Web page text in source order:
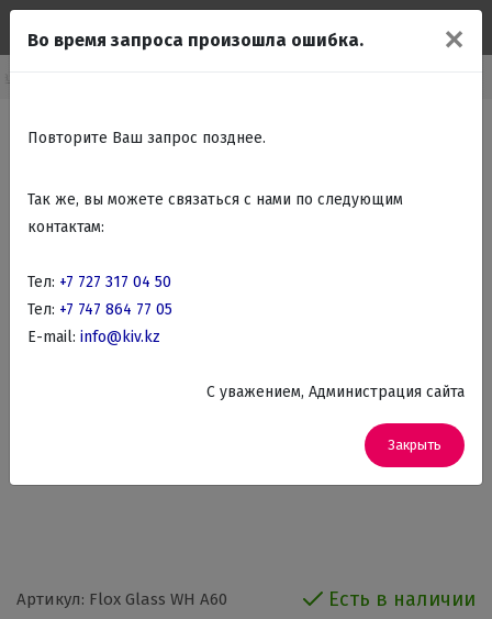
Артикул: Flox Glass WH A60 Есть в наличии
✕
Во время запроса произошла ошибка.
Повторите Ваш запрос позднее.
Так же, вы можете связаться с нами по следующим
контактам:
Тел: +7 727 317 04 50
Тел: +7 747 864 77 05
E-mail: info@kiv.kz
C уважением, Администрация сайта
Закрыть